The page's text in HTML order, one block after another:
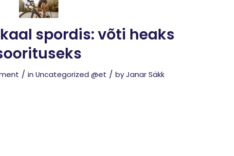
spordis: võti heaks
/ in Uncategorized @et / byJanar Säkk